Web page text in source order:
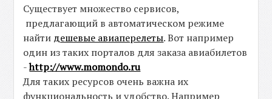
Существует множество сервисов,
предлагающий в автоматическом режиме
найти дешевые авиаперелеты. Вот например
один из таких порталов для заказа авиабилетов
-http://www.momondo.ru
Для таких ресурсов очень важна их
функциональность и удобство. Например